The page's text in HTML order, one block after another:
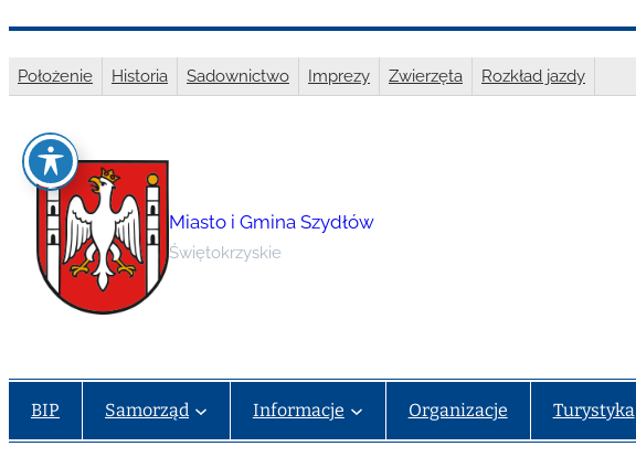
do
Położenie Historia Sadownictwo Imprezy Zwierzęta Rozkład jazdy
Miasto i Gmina Szydłów
Świętokrzyskie
BIP Samorząd Informacje Organizacje Turystyka